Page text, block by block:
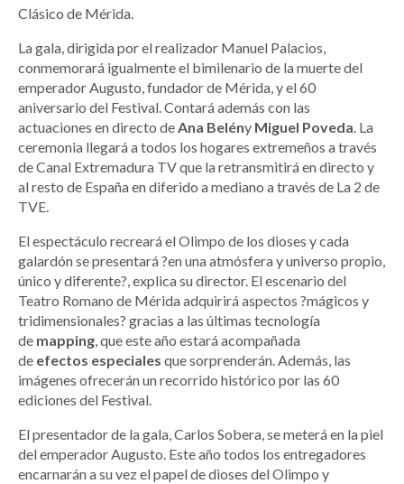
Clásico de Mérida.
La gala, dirigida por el realizador Manuel Palacios,
conmemorará igualmente el bimilenario de la muerte del
emperador Augusto, fundador de Mérida, y el 60
aniversario del Festival. Contará además con las
actuaciones en directo deAna Belény Miguel Poveda. La
ceremonia llegará a todos los hogares extremeños a través
de Canal Extremadura TV que la retransmitirá en directo y
al resto de España en diferido a mediano a través de La 2 de
TVE.
El espectáculo recreará el Olimpo de los dioses y cada
galardón se presentará ?en una atmósfera y universo propio,
único y diferente?, explica su director. El escenario del
Teatro Romano de Mérida adquirirá aspectos ?mágicos y
tridimensionales? gracias a las últimas tecnología
de mapping, que este año estará acompañada
de efectos especiales que sorprenderán. Además, las
imágenes ofrecerán un recorrido histórico por las 60
ediciones del Festival.
El presentador de la gala, Carlos Sobera, se meterá en la piel
del emperador Augusto. Este año todos los entregadores
encarnarán a su vez el papel de dioses del Olimpo y